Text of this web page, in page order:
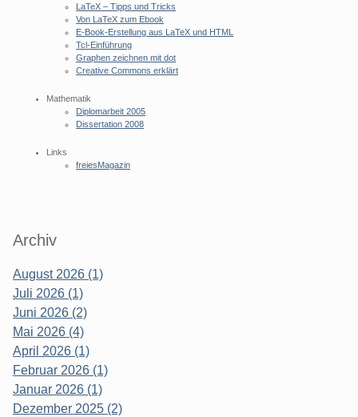
LaTeX – Tipps und Tricks
Von LaTeX zum Ebook
E-Book-Erstellung aus LaTeX und HTML
Tcl-Einführung
Graphen zeichnen mit dot
Creative Commons erklärt
Mathematik
Diplomarbeit 2005
Dissertation 2008
Links
freiesMagazin
Archiv
August 2026 (1)
Juli 2026 (1)
Juni 2026 (2)
Mai 2026 (4)
April 2026 (1)
Februar 2026 (1)
Januar 2026 (1)
Dezember 2025 (2)